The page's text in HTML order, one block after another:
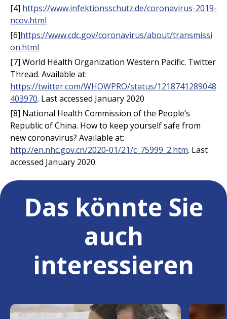
[4] https://www.infektionsschutz.de/coronavirus-2019-
ncov.html
[6]https://www.cdc.gov/coronavirus/about/transmissi
on.html
[7] World Health Organization Western Pacific. Twitter
Thread. Available at:
https://twitter.com/WHOWPRO/status/1218741289048
403970. Last accessed January 2020
[8] National Health Commission of the People’s
Republic of China. How to keep yourself safe from
new coronavirus? Available at:
http://en.nhc.gov.cn/2020-01/21/c_75999_2.htm. Last
accessed January 2020.
Das könnte Sie
auch
interessieren